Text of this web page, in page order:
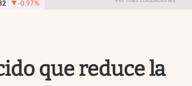
USA
-0.97%
que reduce la